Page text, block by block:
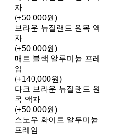
자
(+50,000원)
브라운 뉴질랜드 원목 액
자
(+50,000원)
매트 블랙 알루미늄 프레
임
(+140,000원)
다크 브라운 뉴질랜드 원
목 액자
(+50,000원)
스노우 화이트 알루미늄
프레임